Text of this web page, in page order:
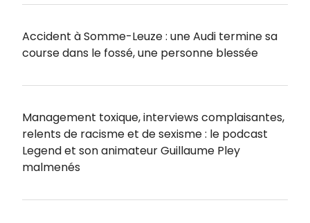
Accident à Somme-Leuze : une Audi termine sa
course dans le fossé, une personne blessée
Management toxique, interviews complaisantes,
relents de racisme et de sexisme : le podcast
Legend et son animateur Guillaume Pley
malmenés